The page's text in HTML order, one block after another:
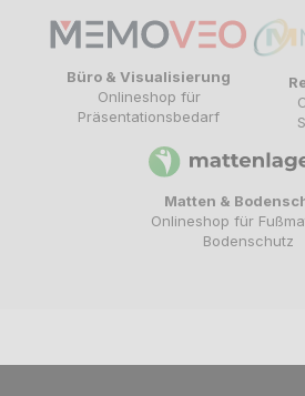
Büro & Visualisierung
Onlineshop für
Präsentationsbedarf
Matten &
Onlineshop für
Bodenschutz